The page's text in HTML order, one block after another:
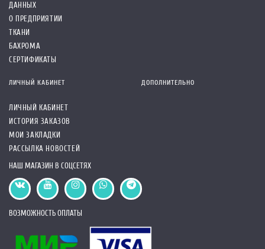
ДАННЫХ
О ПРЕДПРИЯТИИ
ТКАНИ
БАХРОМА
СЕРТИФИКАТЫ
ЛИЧНЫЙ КАБИНЕТ
ЛИЧНЫЙ КАБИНЕТ
ИСТОРИЯ ЗАКАЗОВ
МОИ ЗАКЛАДКИ
РАССЫЛКА НОВОСТЕЙ
ДОПОЛНИТЕЛЬНО
НАШ МАГАЗИН В СОЦСЕТЯХ
ВОЗМОЖНОСТЬ ОПЛАТЫ